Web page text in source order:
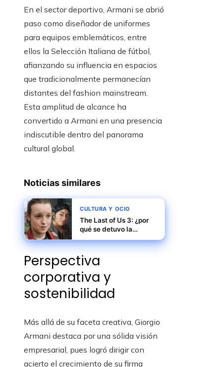
En el sector deportivo, Armani se abrió
paso como diseñador de uniformes
para equipos emblemáticos, entre
ellos la Selección Italiana de fútbol,
afianzando su influencia en espacios
que tradicionalmente permanecían
distantes del fashion mainstream.
Esta amplitud de alcance ha
convertido a Armani en una presencia
indiscutible dentro del panorama
cultural global.
Noticias similares
CULTURA Y OCIO
The Last of Us 3: ¿por
qué se detuvo la
producción en Canadá?
Perspectiva
corporativa y
sostenibilidad
Más allá de su faceta creativa, Giorgio
Armani destaca por una sólida visión
empresarial, pues logró dirigir con
acierto el crecimiento de su firma